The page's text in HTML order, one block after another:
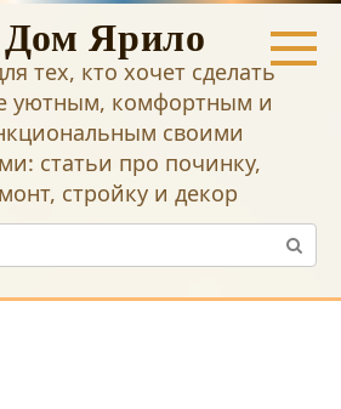
Дом Ярило
тех, кто хочет сделать
уютным, комфортным и
своими
статьи про починку,
стройку и декор